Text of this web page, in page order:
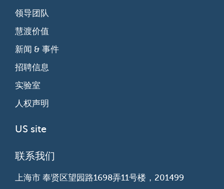
领导团队
慧渡价值
新闻 & 事件
招聘信息
实验室
人权声明
US site
联系我们
上海市 奉贤区望园路1698弄11号楼，201499